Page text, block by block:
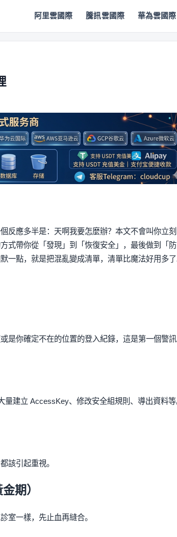
阿里雲國際 騰訊雲國際 華為雲國際
反應多半是：天啊我要怎麼辦？本文不會叫你立
式帶你從「發現」到「恢復安全」，最後做到「
一點，就是把混亂變成清單，清單比魔法好用多
是你確定不在的位置的登入紀錄，這是第一個警
建立 AccessKey、修改安全組規則、導出資料
該引起重視。
期）
室一樣，先止血再縫合。